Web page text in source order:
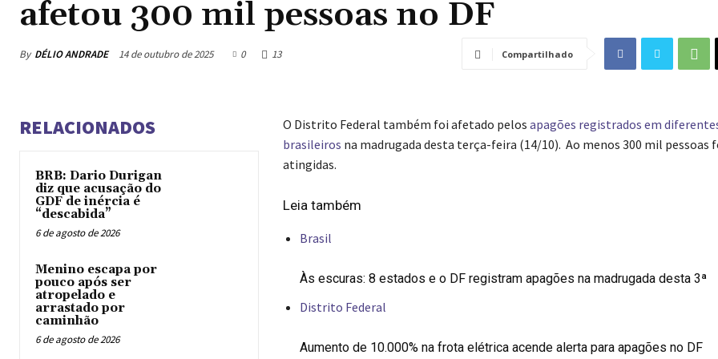
afetou 300 mil pessoas no DF
By DÉLIO ANDRADE 14 de outubro de 2025 0 13 Compartilhado
RELACIONADOS
BRB: Dario Durigan
diz que acusação do
GDF de inércia é
“descabida”
6 de agosto de 2026
Menino escapa por
pouco após ser
atropelado e
arrastado por
caminhão
6 de agosto de 2026
O Distrito Federal também foi afetado pelos apagões registrados em
brasileiros na madrugada desta terça-feira (14/10). Ao menos 300 mil pessoas
atingidas.
Leia também
Brasil
Às escuras: 8 estados e o DF registram apagões na madrugada desta 3ª
Distrito Federal
Aumento de 10.000% na frota elétrica acende alerta para apagões no DF